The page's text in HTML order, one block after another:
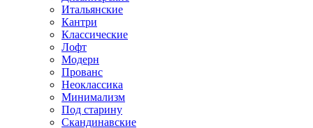
Итальянские
Кантри
Классические
Лофт
Модерн
Прованс
Неоклассика
Минимализм
Под старину
Скандинавские